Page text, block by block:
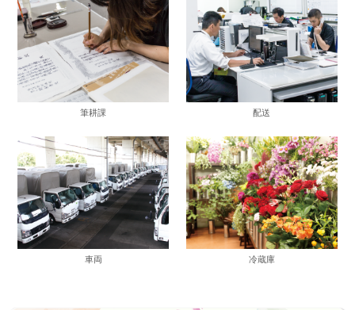
筆耕課 配送
車両 冷蔵庫